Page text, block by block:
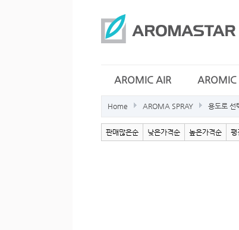
AROMIC AIR AROMIC
Home AROMA SPRAY 용도로 선
판매많은순 낮은가격순 높은가격순 평